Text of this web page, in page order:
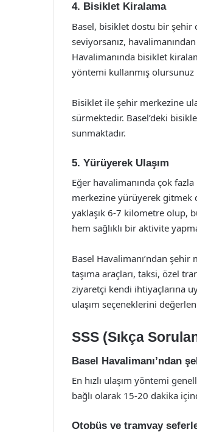
4. Bisiklet Kiralama
Basel, bisiklet dostu bir şehir
seviyorsanız,
Havalimanında bisiklet
yöntemi kullanmış olursunuz
Bisiklet ile şehir merkezine
sürmektedir. Basel’deki
sunmaktadır.
5. Yürüyerek Ulaşım
Eğer havalimanında çok
merkezine yürüyerek gitmek
yaklaşık 6-7 kilometre olup,
hem sağlıklı bir aktivite
Basel Havalimanı’ndan
taşıma araçları, taksi, özel
ziyaretçi kendi ihtiyaçlarına
ulaşım seçeneklerini
SSS (Sıkça
Basel Havalimanı’ndan
En hızlı ulaşım yöntemi
bağlı olarak 15-20 dakika
Otobüs ve tramvay